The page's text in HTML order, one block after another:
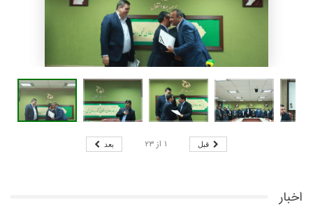
قبل ۱ از ۲۳ بعد
اخبار